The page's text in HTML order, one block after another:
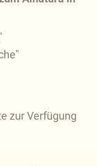
zur Verfügung